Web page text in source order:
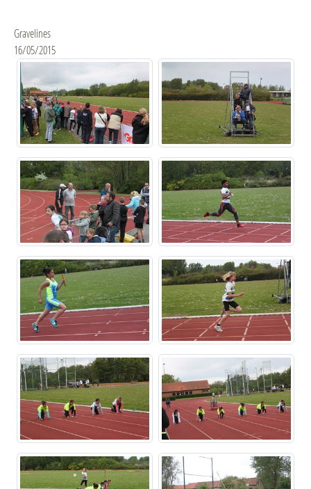
Gravelines
16/05/2015